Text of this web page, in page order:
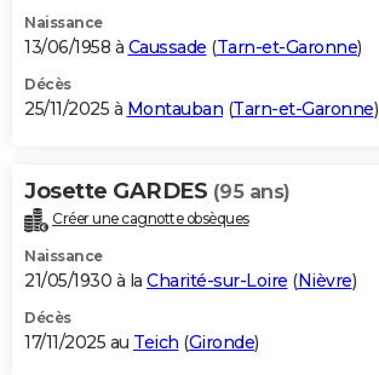
Naissance
13/06/1958 à Caussade (Tarn-et-Garonne)
Décès
25/11/2025 à Montauban (Tarn-et-Garonne)
Josette GARDES (95 ans)
Créer une cagnotte obsèques
Naissance
21/05/1930 à la Charité-sur-Loire (Nièvre)
Décès
17/11/2025 au Teich (Gironde)